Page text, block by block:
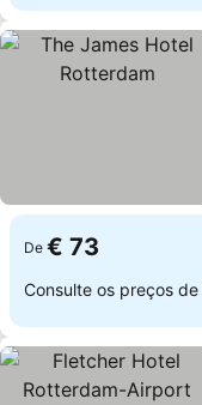
De € 73
Consulte os preços de